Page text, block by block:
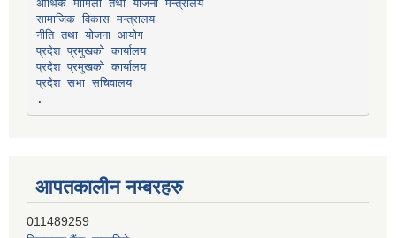
आर्थिक मामिला तथा योजना मन्त्रालय
सामाजिक विकास मन्त्रालय
नीति तथा योजना आयोग
प्रदेश प्रमुखको कार्यालय
प्रदेश प्रमुखको कार्यालय
प्रदेश सभा सचिवालय
आपतकालीन नम्बरहरु
हिमालयन बैंक, बाह्रविसे